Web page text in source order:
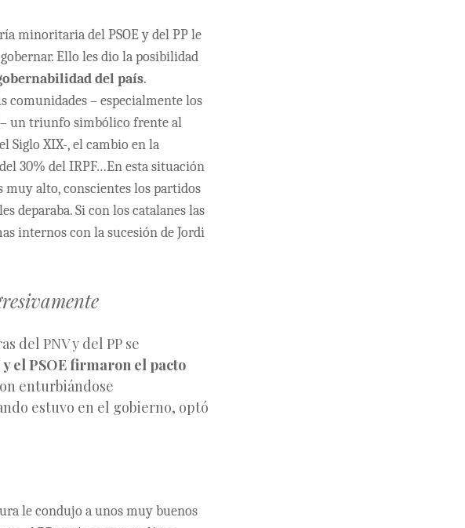
minoritaria del PSOE y del PP le
. Ello les dio la posibilidad
del país.
comunidades – especialmente los
un triunfo simbólico frente al
Siglo XIX-, el cambio en la
30% del IRPF…En esta situación
alto, conscientes los partidos
deparaba. Si con los catalanes las
internos con la sucesión de Jordi
del PNV y del PP se
y el PSOE firmaron el pacto
enturbiándose
estuvo en el gobierno, optó
le condujo a unos muy buenos